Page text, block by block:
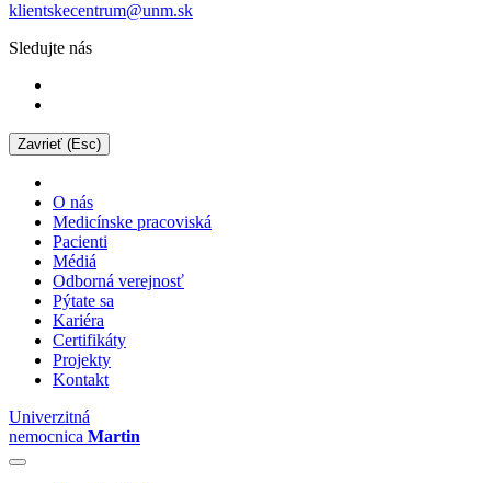
klientskecentrum@unm.sk
Sledujte nás
Zavrieť (Esc)
O nás
Medicínske pracoviská
Pacienti
Médiá
Odborná verejnosť
Pýtate sa
Kariéra
Certifikáty
Projekty
Kontakt
Univerzitná
nemocnica Martin